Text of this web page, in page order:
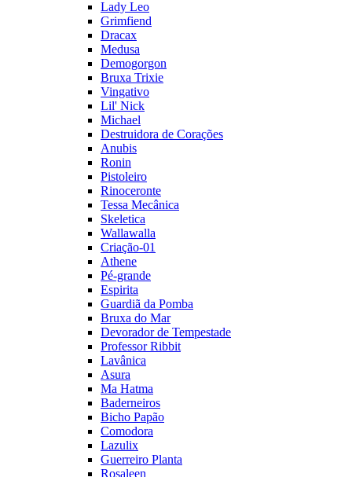
Lady Leo
Grimfiend
Dracax
Medusa
Demogorgon
Bruxa Trixie
Vingativo
Lil' Nick
Michael
Destruidora de Corações
Anubis
Ronin
Pistoleiro
Rinoceronte
Tessa Mecânica
Skeletica
Wallawalla
Criação-01
Athene
Pé-grande
Espirita
Guardiã da Pomba
Bruxa do Mar
Devorador de Tempestade
Professor Ribbit
Lavânica
Asura
Ma Hatma
Baderneiros
Bicho Papão
Comodora
Lazulix
Guerreiro Planta
Rosaleen